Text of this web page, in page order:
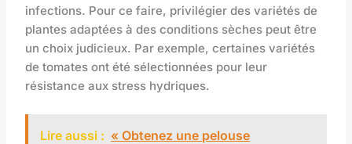
infections. Pour ce faire, privilégier des variétés de
plantes adaptées à des conditions sèches peut être
un choix judicieux. Par exemple, certaines variétés
de tomates ont été sélectionnées pour leur
résistance aux stress hydriques.
Lire aussi : « Obtenez une pelouse